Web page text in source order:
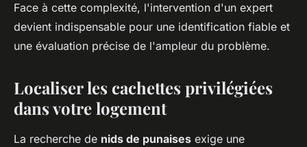
Face à cette complexité, l'intervention d'un expert
devient indispensable pour une identification fiable et
une évaluation précise de l'ampleur du problème.
Localiser les cachettes privilégiées
dans votre logement
La recherche de nids de punaises exige une